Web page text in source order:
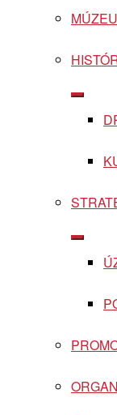
Show
menu
Show
menu